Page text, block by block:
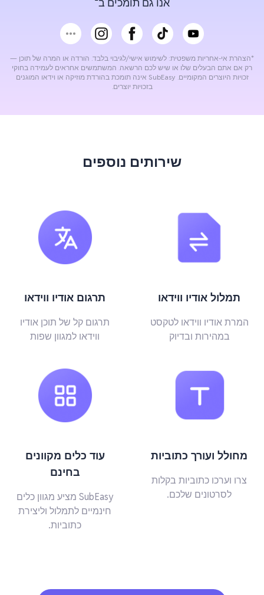
*הצהרת אי-אחריות משפטית: לשימוש אישי/לגיבוי בלבד. הורדה או המרה של תוכן —
רק אם אתם הבעלים שלו או שיש לכם הרשאה. המשתמשים אחראים לעמידה בחוקי
זכויות היוצרים המקומיים. SubEasy אינה תומכת בהורדת מוזיקה או וידאו המוגנים
בזכויות יוצרים.
שירותים נוספים
תמלול אודיו ווידאו
המרת אודיו ווידאו לטקסט
במהירות ובדיוק
תרגום אודיו ווידאו
תרגום קל של תוכן אודיו
ווידאו למגוון שפות
מחולל ועורך כתוביות
צרו וערכו כתוביות בקלות
לסרטונים שלכם.
עוד כלים מקוונים
בחינם
SubEasy מציע מגוון כלים
חינמיים לתמלול וליצירת
כתוביות.